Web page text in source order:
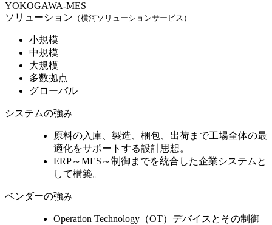
YOKOGAWA-MES
ソリューション （横河ソリューションサービス）
小規模
中規模
大規模
多数拠点
グローバル
システムの強み
原料の入庫、製造、梱包、出荷まで工場全体の最
適化をサポート する設計思想。
ERP～MES～制御までを統合 した企業システムと
して構築。
ベンダーの強み
Operation Technology（OT）デバイスとその制御